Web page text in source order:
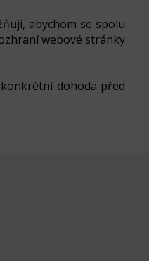
abychom se spolu
webové stránky
dohoda před